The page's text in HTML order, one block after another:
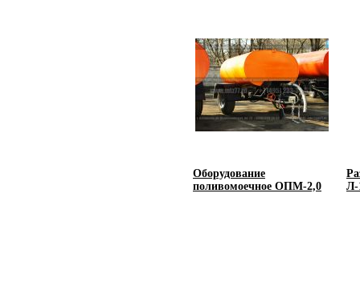
Оборудование
поливомоечное ОПМ-2,0
Л-